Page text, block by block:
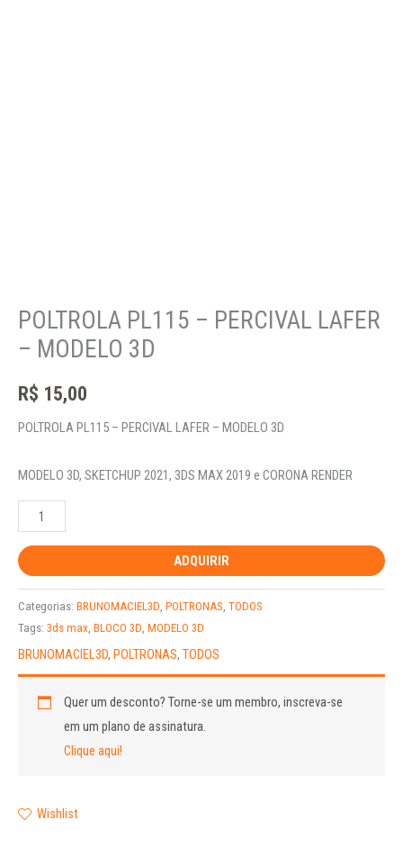
POLTROLA PL115 – PERCIVAL LAFER
– MODELO 3D
R$ 15,00
POLTROLA PL115 – PERCIVAL LAFER – MODELO 3D
MODELO 3D, SKETCHUP 2021, 3DS MAX 2019 e CORONA RENDER
ADQUIRIR
Categorias: BRUNOMACIEL3D POLTRONAS TODOS
Tags: 3ds max BLOCO 3D MODELO 3D
BRUNOMACIEL3D, POLTRONAS, TODOS
Quer um desconto?Torne-se um membro, inscreva-se
em um plano de assinatura.
Clique aqui!
Wishlist